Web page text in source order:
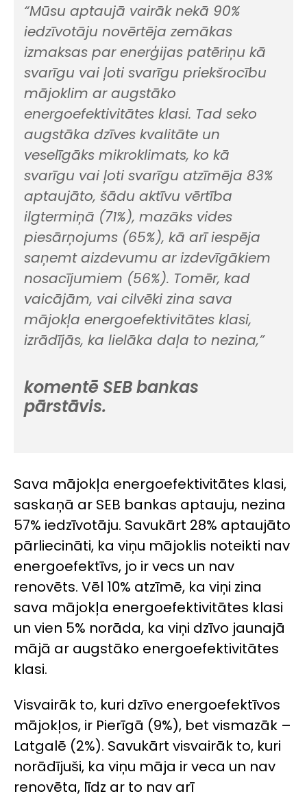
“Mūsu aptaujā vairāk nekā 90%
iedzīvotāju novērtēja zemākas
izmaksas par enerģijas patēriņu kā
svarīgu vai ļoti svarīgu priekšrocību
mājoklim ar augstāko
energoefektivitātes klasi. Tad seko
augstāka dzīves kvalitāte un
veselīgāks mikroklimats, ko kā
svarīgu vai ļoti svarīgu atzīmēja 83%
aptaujāto, šādu aktīvu vērtība
ilgtermiņā (71%), mazāks vides
piesārņojums (65%), kā arī iespēja
saņemt aizdevumu ar izdevīgākiem
nosacījumiem (56%). Tomēr, kad
vaicājām, vai cilvēki zina sava
mājokļa energoefektivitātes klasi,
izrādījās, ka lielāka daļa to nezina,”
komentē SEB bankas
pārstāvis.
Sava mājokļa energoefektivitātes klasi,
saskaņā ar SEB bankas aptauju, nezina
57% iedzīvotāju. Savukārt 28% aptaujāto
pārliecināti, ka viņu mājoklis noteikti nav
energoefektīvs, jo ir vecs un nav
renovēts. Vēl 10% atzīmē, ka viņi zina
sava mājokļa energoefektivitātes klasi
un vien 5% norāda, ka viņi dzīvo jaunajā
mājā ar augstāko energoefektivitātes
klasi.
Visvairāk to, kuri dzīvo energoefektīvos
mājokļos, ir Pierīgā (9%), bet vismazāk –
Latgalē (2%). Savukārt visvairāk to, kuri
norādījuši, ka viņu māja ir veca un nav
renovēta, līdz ar to nav arī